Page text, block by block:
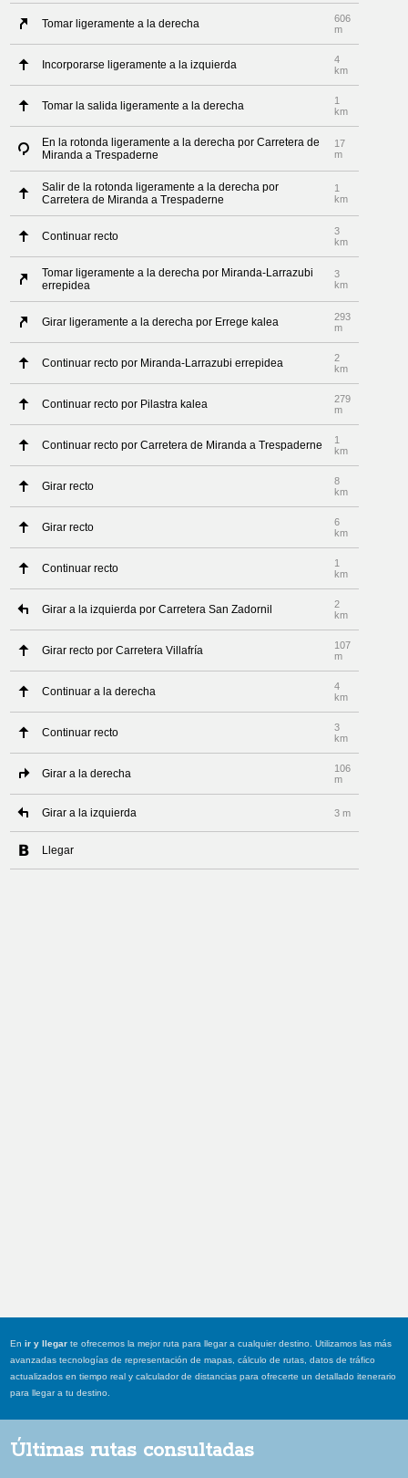
Tomar ligeramente a la derecha
606
m
Incorporarse ligeramente a la izquierda
4
km
Tomar la salida ligeramente a la derecha
1
km
En la rotonda ligeramente a la derecha por Carretera de
Miranda a Trespaderne
17
m
Salir de la rotonda ligeramente a la derecha por
Carretera de Miranda a Trespaderne
1
km
Continuar recto
3
km
Tomar ligeramente a la derecha por Miranda-Larrazubi
errepidea
3
km
Girar ligeramente a la derecha por Errege kalea
293
m
Continuar recto por Miranda-Larrazubi errepidea
2
km
Continuar recto por Pilastra kalea
279
m
Continuar recto por Carretera de Miranda a Trespaderne
1
km
Girar recto
8
km
Girar recto
6
km
Continuar recto
1
km
Girar a la izquierda por Carretera San Zadornil
2
km
Girar recto por Carretera Villafría
107
m
Continuar a la derecha
4
km
Continuar recto
3
km
Girar a la derecha
106
m
Girar a la izquierda 3 m
Llegar
Enir y llegar te ofrecemos la mejor ruta para llegar a cualquier destino. Utilizamos las más
avanzadas tecnologías de representación de mapas, cálculo de rutas, datos de tráfico
actualizados en tiempo real y calculador de distancias para ofrecerte un detallado itenerario
para llegar a tu destino.
Últimas rutas consultadas